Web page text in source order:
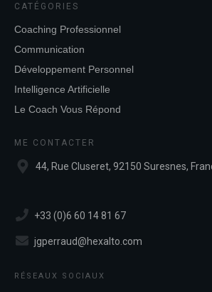
CATÉGORIES
Coaching Professionnel
Communication
Développement Personnel
Intelligence Artificielle
Le Coach Vous Répond
ME CONTACTER
44, Rue Cluseret, 92150 Suresnes,
+33 (0)6 60 14 81 67
jgperraud@hexalto.com
RÉSEAUX SOCIAUX